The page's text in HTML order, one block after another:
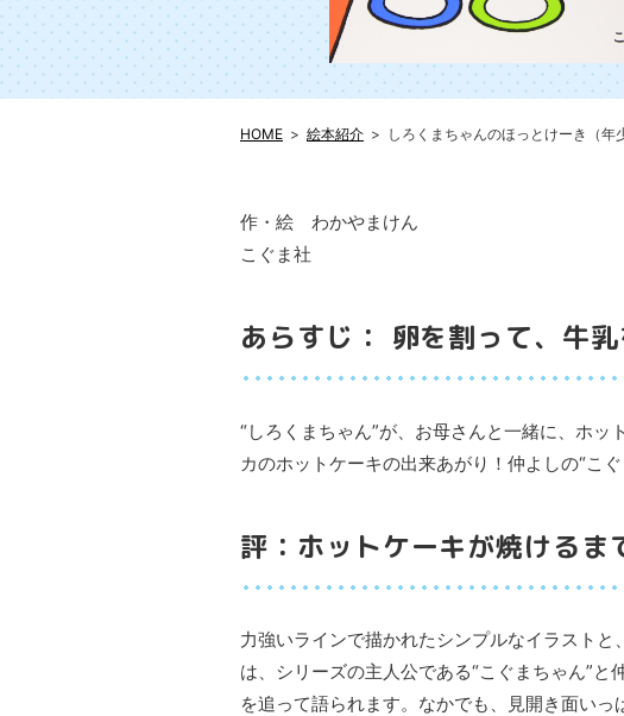
HOME 絵本紹介 しろくまちゃんのほっとけーき（年
作・絵 わかやまけん
こぐま社
あらすじ： 卵を割って、牛
“しろくまちゃん”が、お母さんと一緒に、ホ
カのホットケーキの出来あがり！仲よしの“こ
評：ホットケーキが焼ける
力強いラインで描かれたシンプルなイラスト
は、シリーズの主人公である“こぐまちゃん”
を追って語られます。なかでも、見開き面い